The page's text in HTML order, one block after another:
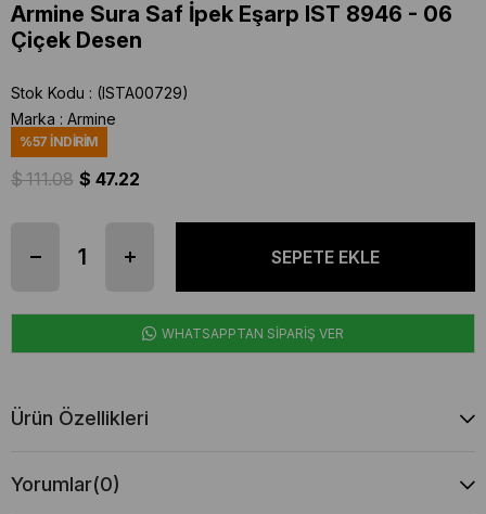
Armine Sura Saf İpek Eşarp IST 8946 - 06
Çiçek Desen
Stok Kodu
(ISTA00729)
Marka : Armine
%57 İNDIRIM
$ 111.08 $ 47.22
WHATSAPPTAN SİPARİŞ VER
Ürün Özellikleri
Yorumlar(0)